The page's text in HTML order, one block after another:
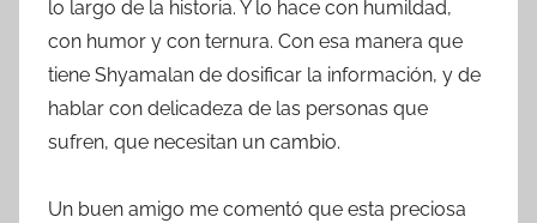
lo largo de la historia. Y lo hace con humildad,
con humor y con ternura. Con esa manera que
tiene Shyamalan de dosificar la información, y de
hablar con delicadeza de las personas que
sufren, que necesitan un cambio.
Un buen amigo me comentó que esta preciosa